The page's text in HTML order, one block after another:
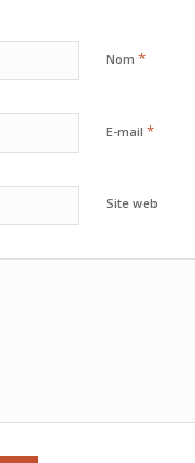
Nom *
E-mail *
Site web